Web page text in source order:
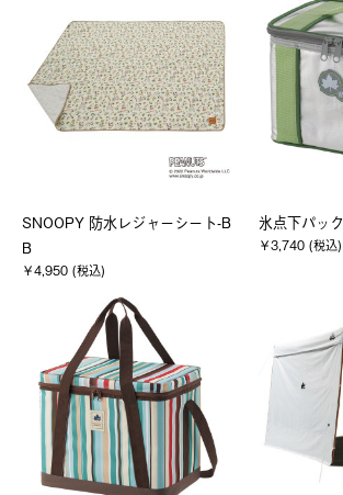
SNOOPY 防水レジャーシート-B
B
￥4,950 (税込)
氷点下パッ
￥3,740 (税込)